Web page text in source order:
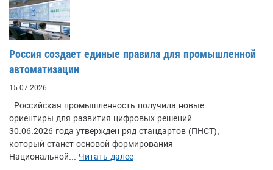
Россия создает единые правила для промышленной
автоматизации
15.07.2026
Российская промышленность получила новые
ориентиры для развития цифровых решений.
30.06.2026 года утвержден ряд стандартов (ПНСТ),
который станет основой формирования
Национальной... Читать далее